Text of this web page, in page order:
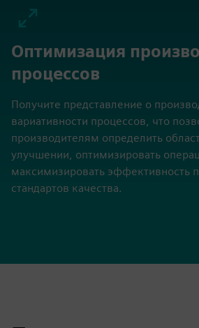
Оптимизация
процессов
Получите представление о
вариативности процессов, что
производителям определить
улучшении, оптимизировать
максимизировать эффективность
стандартов качества.